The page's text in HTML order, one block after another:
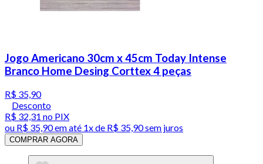
Jogo Americano 30cm x 45cm Today Intense
Branco Home Desing Corttex 4 peças
R$ 35,90
Desconto
R$ 32,31 no PIX
ou R$ 35,90em até 1x de R$ 35,90sem juros
COMPRAR AGORA